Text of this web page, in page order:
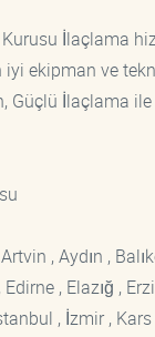
İlaçlama
ekipman ve
İlaçlama ile
, Aydın ,
, Elazığ ,
, İzmir ,